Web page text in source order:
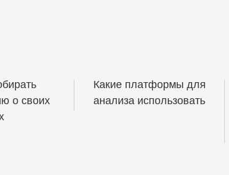
о своих
Какие платформы для
анализа использовать